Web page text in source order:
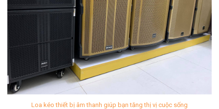
Loa kéo thiết bị âm thanh giúp bạn tăng thị vị cuộc sống